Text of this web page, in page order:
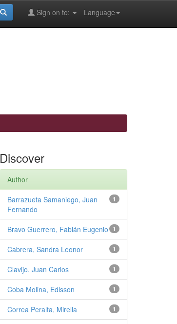
Language
Sign on to:
Discover
Author
1
Barrazueta Samaniego, Juan
Fernando
1
Bravo Guerrero, Fabián Eugenio
1
Cabrera, Sandra Leonor
1
Clavijo, Juan Carlos
1
Coba Molina, Edisson
1
Correa Peralta, Mirella